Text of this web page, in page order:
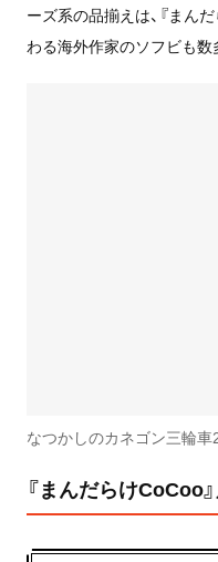
ーズ系の品揃えは、『まん
わる海外作家のソフビも数
なつかしのカネゴン三輪車2
『まんだらけCoCoo